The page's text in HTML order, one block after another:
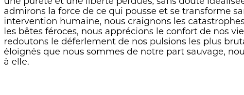
admirons la force de ce qui pousse et se transforme
intervention humaine, nous craignons les
les bêtes féroces, nous apprécions le confort de nos
redoutons le déferlement de nos pulsions les plus
éloignés que nous sommes de notre part sauvage,
à elle.